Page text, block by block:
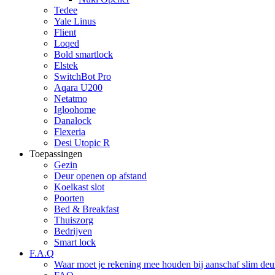
Tedee
Yale Linus
Flient
Loqed
Bold smartlock
Elstek
SwitchBot Pro
Aqara U200
Netatmo
Igloohome
Danalock
Flexeria
Desi Utopic R
Toepassingen
Gezin
Deur openen op afstand
Koelkast slot
Poorten
Bed & Breakfast
Thuiszorg
Bedrijven
Smart lock
F.A.Q
Waar moet je rekening mee houden bij aanschaf slim